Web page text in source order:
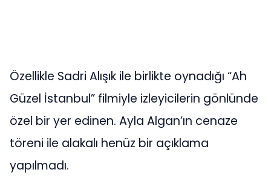
Özellikle Sadri Alışık ile birlikte oynadığı “Ah
Güzel İstanbul” filmiyle izleyicilerin gönlünde
özel bir yer edinen. Ayla Algan’ın cenaze
töreni ile alakalı henüz bir açıklama
yapılmadı.